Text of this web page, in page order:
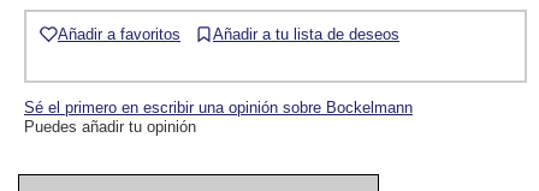
Añadir a favoritos Añadir a tu lista de deseos
Sé el primero en escribir una opinión sobre Bockelmann
Puedes añadir tu opinión